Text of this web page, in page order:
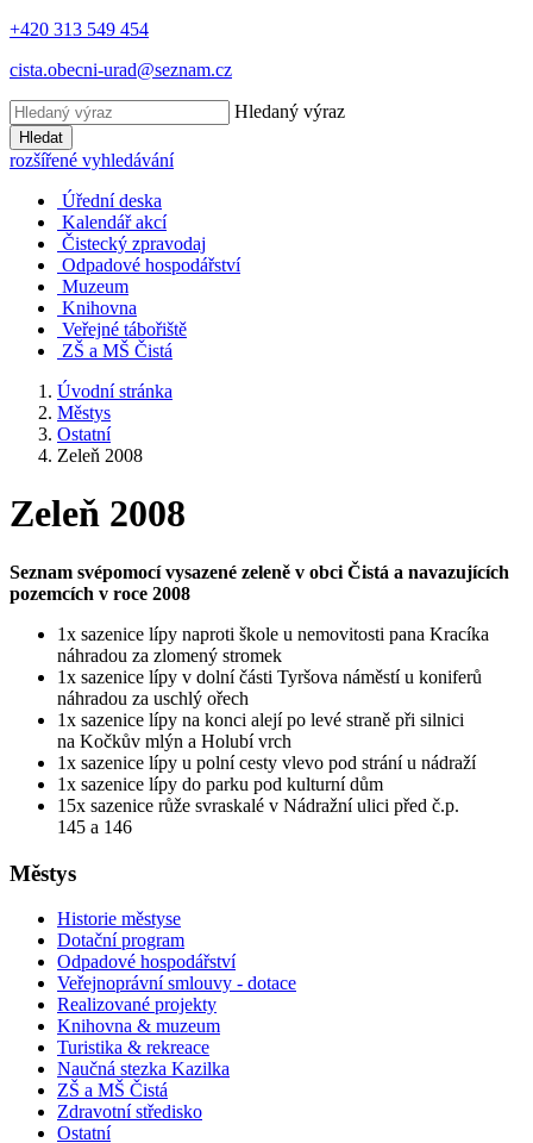
+420 313 549 454
cista.obecni-urad@seznam.cz
Hledaný výraz
Hledat
rozšířené vyhledávání
Úřední deska
Kalendář akcí
Čistecký zpravodaj
Odpadové hospodářství
Muzeum
Knihovna
Veřejné tábořiště
ZŠ a MŠ Čistá
Úvodní stránka
Městys
Ostatní
Zeleň 2008
Zeleň 2008
Seznam svépomocí vysazené zeleně v obci Čistá a navazujících
pozemcích v roce 2008
1x sazenice lípy naproti škole u nemovitosti pana Kracíka
náhradou za zlomený stromek
1x sazenice lípy v dolní části Tyršova náměstí u koniferů
náhradou za uschlý ořech
1x sazenice lípy na konci alejí po levé straně při silnici
na Kočkův mlýn a Holubí vrch
1x sazenice lípy u polní cesty vlevo pod strání u nádraží
1x sazenice lípy do parku pod kulturní dům
15x sazenice růže svraskalé v Nádražní ulici před č.p.
145 a 146
Městys
Historie městyse
Dotační program
Odpadové hospodářství
Veřejnoprávní smlouvy - dotace
Realizované projekty
Knihovna & muzeum
Turistika & rekreace
Naučná stezka Kazilka
ZŠ a MŠ Čistá
Zdravotní středisko
Ostatní